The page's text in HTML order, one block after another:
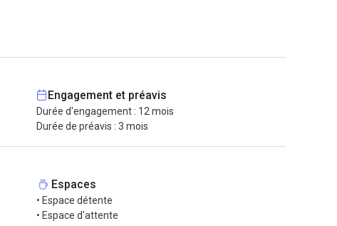
Engagement et préavis
Durée d'engagement : 12 mois
Durée de préavis : 3 mois
Espaces
• Espace détente
• Espace d'attente